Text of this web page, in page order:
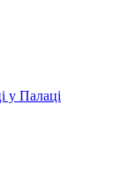
у Палаці